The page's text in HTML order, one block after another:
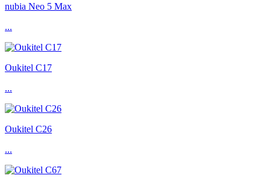
nubia Neo 5 Max
...
Oukitel C17
...
Oukitel C26
...